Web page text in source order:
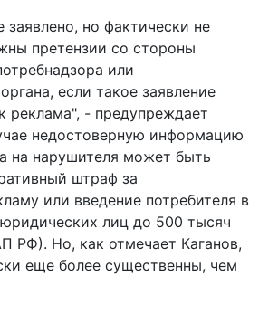
заявлено, но фактически не
претензии со стороны
или
если такое заявление
реклама", - предупреждает
недостоверную информацию
на нарушителя может быть
штраф за
или введение потребителя в
лиц до 500 тысяч
РФ). Но, как отмечает Каганов,
еще более существенны, чем